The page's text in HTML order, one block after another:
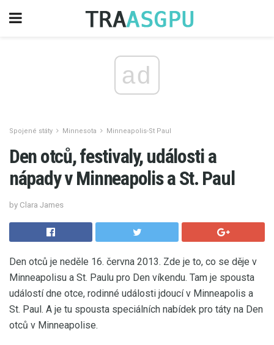
ad
Spojené státy Minnesota Minneapolis-St Paul
Den otců, festivaly, události a
nápady v Minneapolis a St. Paul
by Clara James
Den otců je neděle 16. června 2013. Zde je to, co se děje v
Minneapolisu a St. Paulu pro Den víkendu. Tam je spousta
událostí dne otce, rodinné události jdoucí v Minneapolis a
St. Paul. A je tu spousta speciálních nabídek pro táty na Den
otců v Minneapolise.